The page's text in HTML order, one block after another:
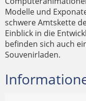
Modelle und
schwere Amtskette
Einblick in die
befinden sich auch
Souvenirladen.